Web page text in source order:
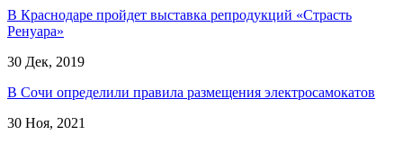
В Краснодаре пройдет выставка репродукций «Страсть
Ренуара»
30 Дек, 2019
В Сочи определили правила размещения электросамокатов
30 Ноя, 2021